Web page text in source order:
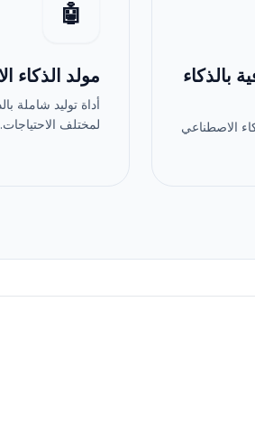
بالذكاء
الاصطناعي
🤖
مولد الذكاء
أداة توليد شاملة
لمختلف الاحتياجات.